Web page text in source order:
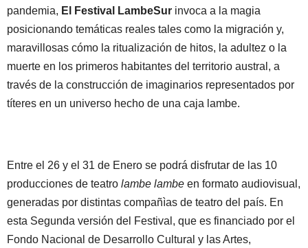
pandemia, El Festival LambeSur invoca a la magia
posicionando temáticas reales tales como la migración y,
maravillosas cómo la ritualización de hitos, la adultez o la
muerte en los primeros habitantes del territorio austral, a
través de la construcción de imaginarios representados por
títeres en un universo hecho de una caja lambe.
Entre el 26 y el 31 de Enero se podrá disfrutar de las 10
producciones de teatro lambe lambe en formato audiovisual,
generadas por distintas compañìas de teatro del país. En
esta Segunda versión del Festival, que es financiado por el
Fondo Nacional de Desarrollo Cultural y las Artes,